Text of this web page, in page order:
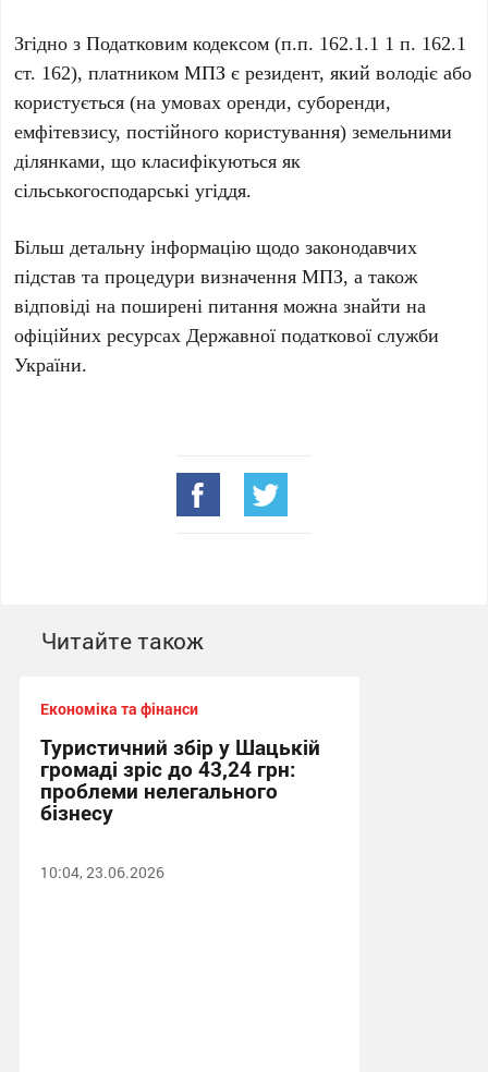
Згідно з Податковим кодексом (п.п. 162.1.1 1 п. 162.1
ст. 162), платником МПЗ є резидент, який володіє або
користується (на умовах оренди, суборенди,
емфітевзису, постійного користування) земельними
ділянками, що класифікуються як
сільськогосподарські угіддя.
Більш детальну інформацію щодо законодавчих
підстав та процедури визначення МПЗ, а також
відповіді на поширені питання можна знайти на
офіційних ресурсах Державної податкової служби
України.
Читайте також
Економіка та фінанси
Туристичний збір у Шацькій
громаді зріс до 43,24 грн:
проблеми нелегального
бізнесу
10:04, 23.06.2026